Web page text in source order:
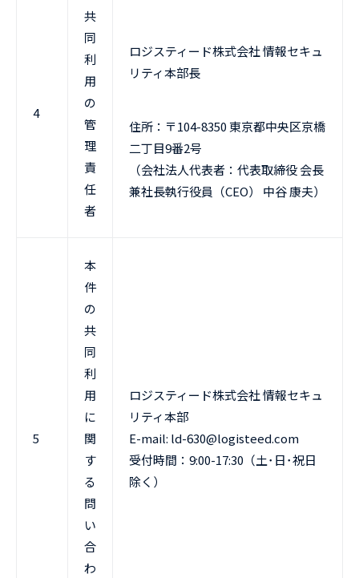
4
共
同
利
用
の
管
理
責
任
者
ロジスティード株式会社 情報セキュ
リティ本部長
住所：〒104-8350 東京都中央区京橋
二丁目9番2号
（会社法人代表者：代表取締役 会長
兼社長執行役員（CEO） 中谷 康夫）
5
本
件
の
共
同
利
用
に
関
す
る
問
い
合
わ
ロジスティード株式会社 情報セキュ
リティ本部
E-mail: ld-630@logisteed.com
受付時間：9:00-17:30（土･日･祝日
除く）